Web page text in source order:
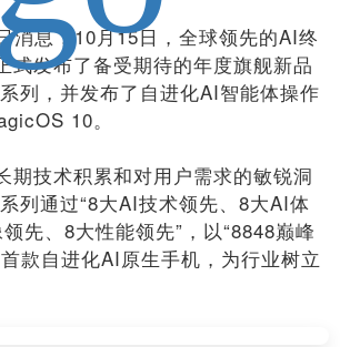
消息，10月15日，全球领先的AI终
式发布了备受期待的年度旗舰新品
，并发布了自进化AI智能体操作
10。
期技术积累和对用户需求的敏锐洞
列通过“8大AI技术领先、8大AI体
先、8大性能领先”，以“8848巅峰
款自进化AI原生手机，为行业树立